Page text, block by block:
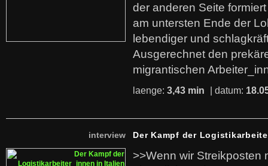
der anderen Seite
am untersten Ende der
lebendiger und
Ausgerechnet den
migrantischen
laenge: 3,43 min | datum:
interview Der Kampf der
>>Wenn wir Streikposten